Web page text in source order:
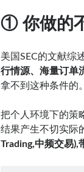
① 你做的
美国SEC的文献综
行情源、海量订单
拿不到这种条件的。
把个人环境下的策
结果产生不切实际
Trading,中频交易),